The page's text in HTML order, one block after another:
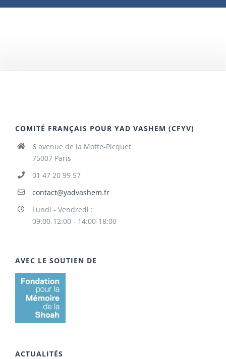
COMITÉ FRANÇAIS POUR YAD VASHEM (CFYV)
6 avenue de la Motte-Picquet
75007 Paris
01 47 20 99 57
contact@yadvashem.fr
Lundi - Vendredi :
09:00-12:00 - 14:00-18:00
AVEC LE SOUTIEN DE
ACTUALITÉS